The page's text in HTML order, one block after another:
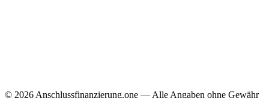
© 2026 Anschlussfinanzierung.one — Alle Angaben ohne Gewähr